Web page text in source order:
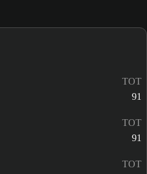
TOT
91
TOT
91
TOT